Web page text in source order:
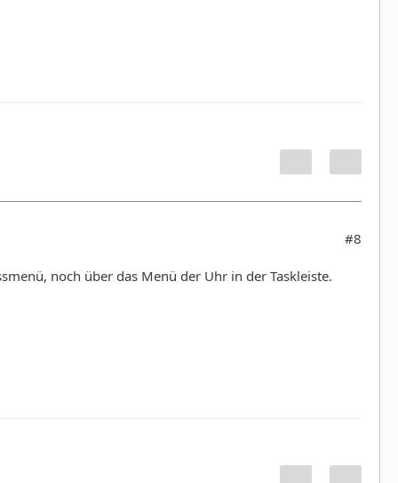
#8
noch über das Menü der Uhr in der Taskleiste.